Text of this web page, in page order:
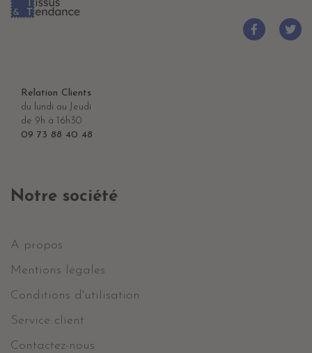
Relation Clients
du lundi au Jeudi
de 9h à 16h30
09 73 88 40 48
Notre société
A propos
Mentions légales
Conditions d'utilisation
Service client
Contactez-nous